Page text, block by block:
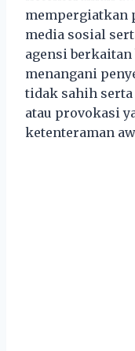
mempergiatkan
media sosial
agensi berkaitan
menangani
tidak sahih
atau provokasi
ketenteraman